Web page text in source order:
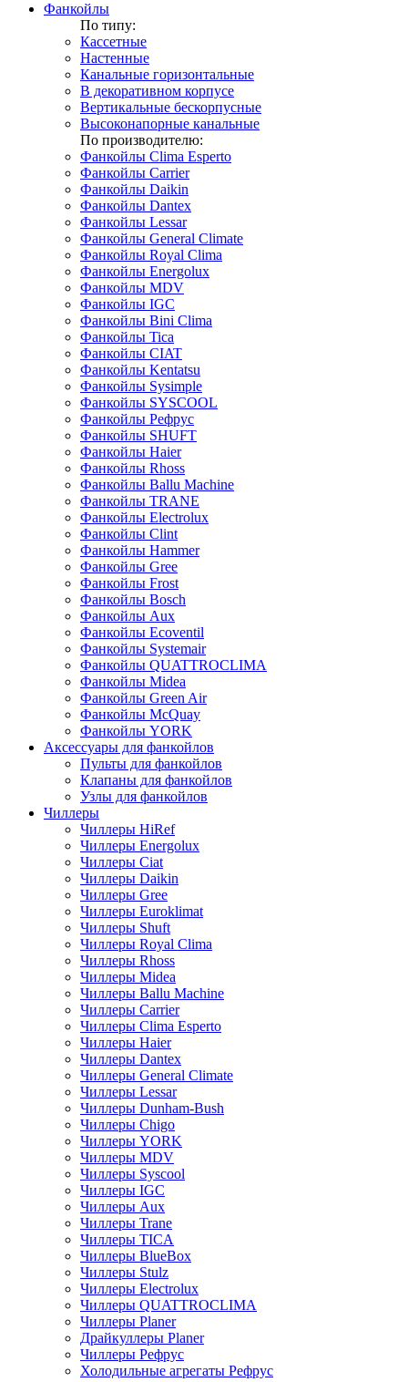
Фанкойлы
По типу:
Кассетные
Настенные
Канальные горизонтальные
В декоративном корпусе
Вертикальные бескорпусные
Высоконапорные канальные
По производителю:
Фанкойлы Clima Esperto
Фанкойлы Carrier
Фанкойлы Daikin
Фанкойлы Dantex
Фанкойлы Lessar
Фанкойлы General Climate
Фанкойлы Royal Clima
Фанкойлы Energolux
Фанкойлы MDV
Фанкойлы IGC
Фанкойлы Bini Clima
Фанкойлы Tica
Фанкойлы CIAT
Фанкойлы Kentatsu
Фанкойлы Sysimple
Фанкойлы SYSCOOL
Фанкойлы Рефрус
Фанкойлы SHUFT
Фанкойлы Haier
Фанкойлы Rhoss
Фанкойлы Ballu Machine
Фанкойлы TRANE
Фанкойлы Electrolux
Фанкойлы Clint
Фанкойлы Hammer
Фанкойлы Gree
Фанкойлы Frost
Фанкойлы Bosch
Фанкойлы Aux
Фанкойлы Ecoventil
Фанкойлы Systemair
Фанкойлы QUATTROCLIMA
Фанкойлы Midea
Фанкойлы Green Air
Фанкойлы McQuay
Фанкойлы YORK
Аксессуары для фанкойлов
Пульты для фанкойлов
Клапаны для фанкойлов
Узлы для фанкойлов
Чиллеры
Чиллеры HiRef
Чиллеры Energolux
Чиллеры Ciat
Чиллеры Daikin
Чиллеры Gree
Чиллеры Euroklimat
Чиллеры Shuft
Чиллеры Royal Clima
Чиллеры Rhoss
Чиллеры Midea
Чиллеры Ballu Machine
Чиллеры Carrier
Чиллеры Clima Esperto
Чиллеры Haier
Чиллеры Dantex
Чиллеры General Climate
Чиллеры Lessar
Чиллеры Dunham-Bush
Чиллеры Chigo
Чиллеры YORK
Чиллеры MDV
Чиллеры Syscool
Чиллеры IGC
Чиллеры Aux
Чиллеры Trane
Чиллеры TICA
Чиллеры BlueBox
Чиллеры Stulz
Чиллеры Electrolux
Чиллеры QUATTROCLIMA
Чиллеры Planer
Драйкуллеры Planer
Чиллеры Рефрус
Холодильные агрегаты Рефрус